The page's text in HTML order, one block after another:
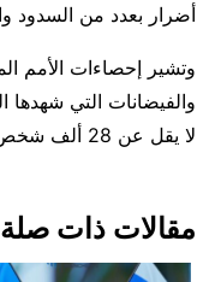
أضرار بعدد من السدود
وتشير إحصاءات الأمم
والفيضانات التي شهدها
لا يقل عن 28 ألف شخص.
مقالات ذات صلة